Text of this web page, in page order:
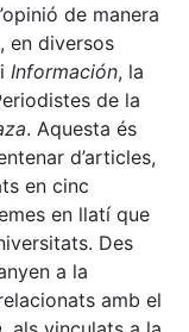
de manera
en diversos
Información, la
de la
. Aquesta és
d’articles,
en cinc
en llatí que
Des
a la
amb el